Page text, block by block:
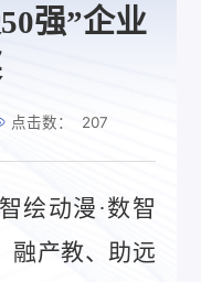
强”企业
点击数： 207
绘动漫·数智
产教、助远